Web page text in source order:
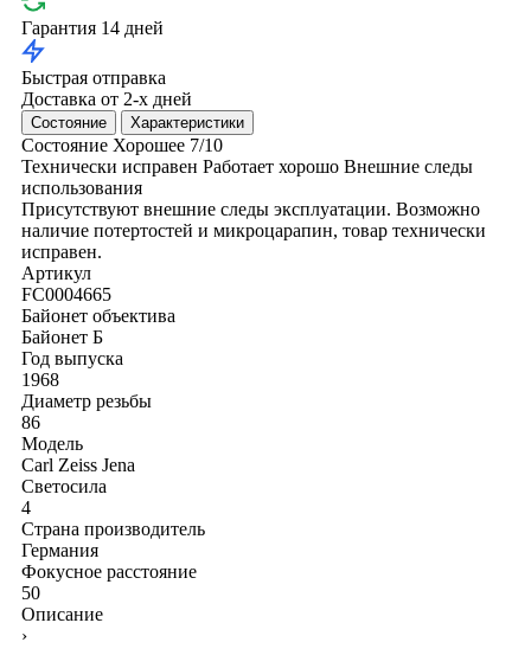
Гарантия 14 дней
Быстрая отправка
Доставка от 2-х дней
Состояние Характеристики
Состояние Хорошее 7/10
Технически исправен Работает хорошо Внешние следы
использования
Присутствуют внешние следы эксплуатации. Возможно
наличие потертостей и микроцарапин, товар технически
исправен.
Артикул
FC0004665
Байонет объектива
Байонет Б
Год выпуска
1968
Диаметр резьбы
86
Модель
Carl Zeiss Jena
Светосила
4
Страна производитель
Германия
Фокусное расстояние
50
Описание
›